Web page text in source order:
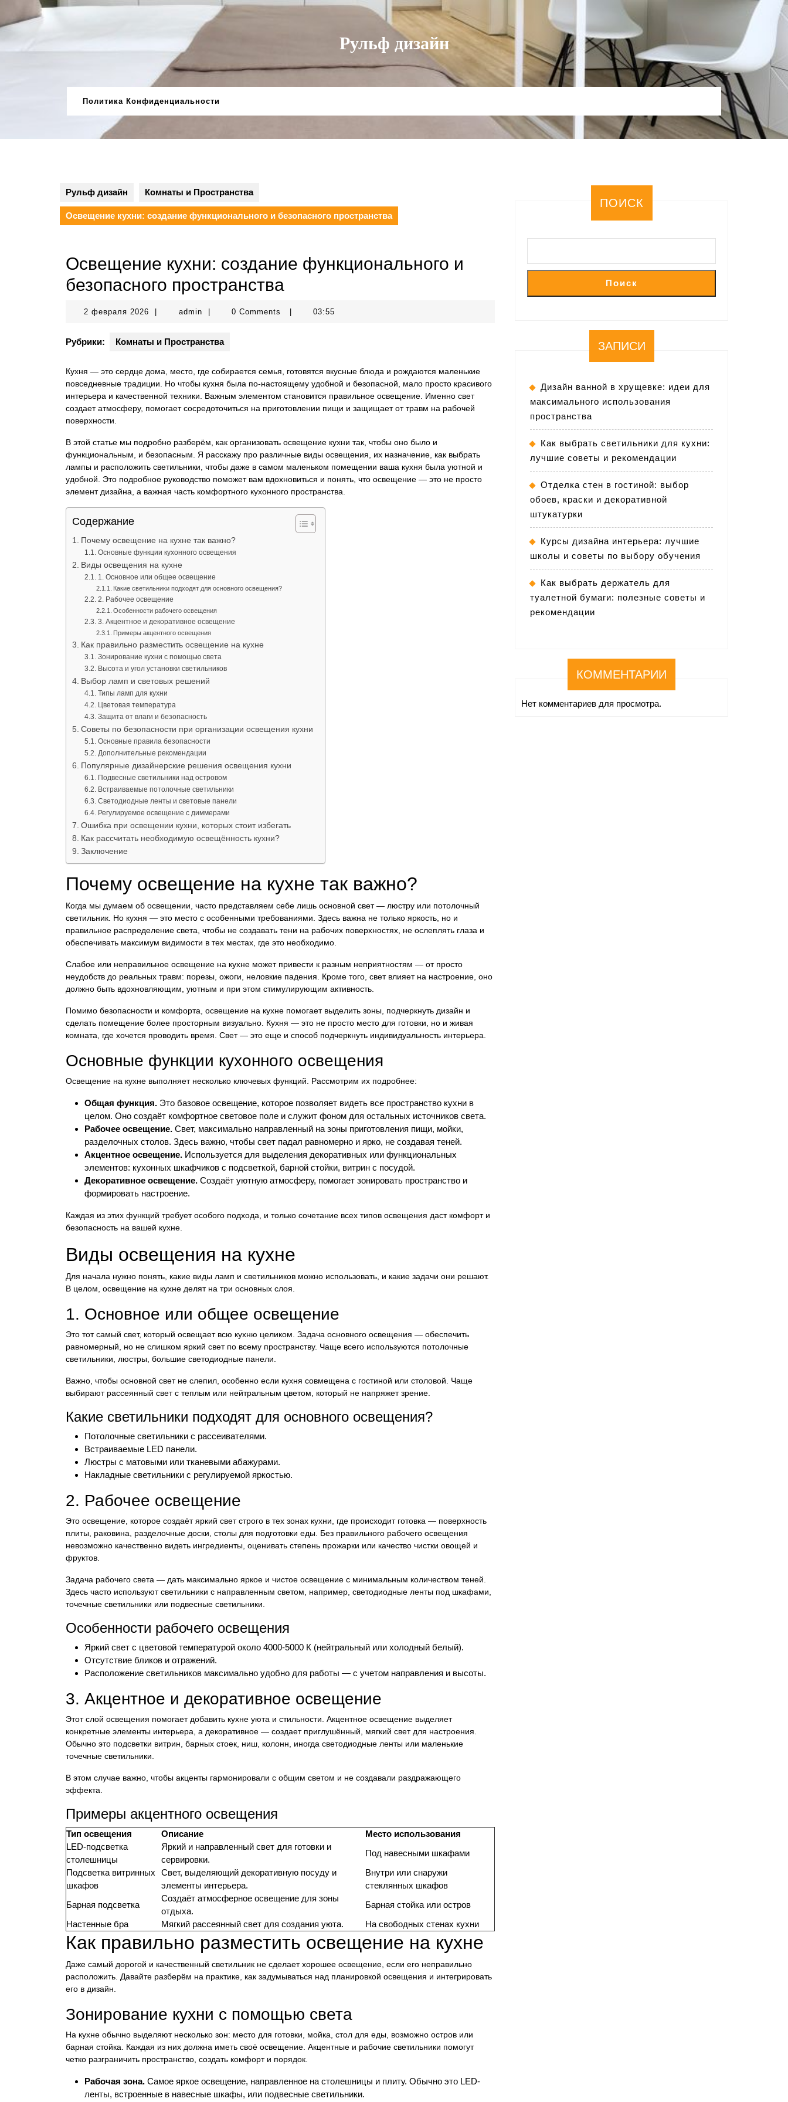
содержимому
Рульф дизайн
Политика Конфиденциальности
Рульф дизайн Комнаты и Пространства
Освещение кухни: создание функционального и безопасного пространства
Освещение кухни: создание функционального и
безопасного пространства
2 февраля 2026 adminadmin 0 Comments 03:55
Рубрики: Комнаты и Пространства
Кухня — это сердце дома, место, где собирается семья, готовятся вкусные блюда и рождаются маленькие
повседневные традиции. Но чтобы кухня была по-настоящему удобной и безопасной, мало просто красивого
интерьера и качественной техники. Важным элементом становится правильное освещение. Именно свет
создает атмосферу, помогает сосредоточиться на приготовлении пищи и защищает от травм на рабочей
поверхности.
В этой статье мы подробно разберём, как организовать освещение кухни так, чтобы оно было и
функциональным, и безопасным. Я расскажу про различные виды освещения, их назначение, как выбрать
лампы и расположить светильники, чтобы даже в самом маленьком помещении ваша кухня была уютной и
удобной. Это подробное руководство поможет вам вдохновиться и понять, что освещение — это не просто
элемент дизайна, а важная часть комфортного кухонного пространства.
Содержание
Почему освещение на кухне так важно?
Основные функции кухонного освещения
Виды освещения на кухне
1. Основное или общее освещение
Какие светильники подходят для основного освещения?
2. Рабочее освещение
Особенности рабочего освещения
3. Акцентное и декоративное освещение
Примеры акцентного освещения
Как правильно разместить освещение на кухне
Зонирование кухни с помощью света
Высота и угол установки светильников
Выбор ламп и световых решений
Типы ламп для кухни
Цветовая температура
Защита от влаги и безопасность
Советы по безопасности при организации освещения кухни
Основные правила безопасности
Дополнительные рекомендации
Популярные дизайнерские решения освещения кухни
Подвесные светильники над островом
Встраиваемые потолочные светильники
Светодиодные ленты и световые панели
Регулируемое освещение с диммерами
Ошибка при освещении кухни, которых стоит избегать
Как рассчитать необходимую освещённость кухни?
Заключение
Почему освещение на кухне так важно?
Когда мы думаем об освещении, часто представляем себе лишь основной свет — люстру или потолочный
светильник. Но кухня — это место с особенными требованиями. Здесь важна не только яркость, но и
правильное распределение света, чтобы не создавать тени на рабочих поверхностях, не ослеплять глаза и
обеспечивать максимум видимости в тех местах, где это необходимо.
Слабое или неправильное освещение на кухне может привести к разным неприятностям — от просто
неудобств до реальных травм: порезы, ожоги, неловкие падения. Кроме того, свет влияет на настроение, оно
должно быть вдохновляющим, уютным и при этом стимулирующим активность.
Помимо безопасности и комфорта, освещение на кухне помогает выделить зоны, подчеркнуть дизайн и
сделать помещение более просторным визуально. Кухня — это не просто место для готовки, но и живая
комната, где хочется проводить время. Свет — это еще и способ подчеркнуть индивидуальность интерьера.
Основные функции кухонного освещения
Освещение на кухне выполняет несколько ключевых функций. Рассмотрим их подробнее:
Общая функция. Это базовое освещение, которое позволяет видеть все пространство кухни в
целом. Оно создаёт комфортное световое поле и служит фоном для остальных источников света.
Рабочее освещение. Свет, максимально направленный на зоны приготовления пищи, мойки,
разделочных столов. Здесь важно, чтобы свет падал равномерно и ярко, не создавая теней.
Акцентное освещение. Используется для выделения декоративных или функциональных
элементов: кухонных шкафчиков с подсветкой, барной стойки, витрин с посудой.
Декоративное освещение. Создаёт уютную атмосферу, помогает зонировать пространство и
формировать настроение.
Каждая из этих функций требует особого подхода, и только сочетание всех типов освещения даст комфорт и
безопасность на вашей кухне.
Виды освещения на кухне
Для начала нужно понять, какие виды ламп и светильников можно использовать, и какие задачи они решают.
В целом, освещение на кухне делят на три основных слоя.
1. Основное или общее освещение
Это тот самый свет, который освещает всю кухню целиком. Задача основного освещения — обеспечить
равномерный, но не слишком яркий свет по всему пространству. Чаще всего используются потолочные
светильники, люстры, большие светодиодные панели.
Важно, чтобы основной свет не слепил, особенно если кухня совмещена с гостиной или столовой. Чаще
выбирают рассеянный свет с теплым или нейтральным цветом, который не напряжет зрение.
Какие светильники подходят для основного освещения?
Потолочные светильники с рассеивателями.
Встраиваемые LED панели.
Люстры с матовыми или тканевыми абажурами.
Накладные светильники с регулируемой яркостью.
2. Рабочее освещение
Это освещение, которое создаёт яркий свет строго в тех зонах кухни, где происходит готовка — поверхность
плиты, раковина, разделочные доски, столы для подготовки еды. Без правильного рабочего освещения
невозможно качественно видеть ингредиенты, оценивать степень прожарки или качество чистки овощей и
фруктов.
Задача рабочего света — дать максимально яркое и чистое освещение с минимальным количеством теней.
Здесь часто используют светильники с направленным светом, например, светодиодные ленты под шкафами,
точечные светильники или подвесные светильники.
Особенности рабочего освещения
Яркий свет с цветовой температурой около 4000-5000 К (нейтральный или холодный белый).
Отсутствие бликов и отражений.
Расположение светильников максимально удобно для работы — с учетом направления и высоты.
3. Акцентное и декоративное освещение
Этот слой освещения помогает добавить кухне уюта и стильности. Акцентное освещение выделяет
конкретные элементы интерьера, а декоративное — создает приглушённый, мягкий свет для настроения.
Обычно это подсветки витрин, барных стоек, ниш, колонн, иногда светодиодные ленты или маленькие
точечные светильники.
В этом случае важно, чтобы акценты гармонировали с общим светом и не создавали раздражающего
эффекта.
Примеры акцентного освещения
Тип освещения Описание
Место использования
LED-подсветка
столешницы
Яркий и направленный свет для готовки и
сервировки.
Под навесными шкафами
Подсветка витринных
шкафов
Свет, выделяющий декоративную посуду и
элементы интерьера.
Внутри или снаружи
стеклянных шкафов
Барная подсветка
Создаёт атмосферное освещение для зоны
отдыха.
Барная стойка или остров
Настенные бра
Мягкий рассеянный свет для создания уюта. На свободных стенах кухни
Как правильно разместить освещение на кухне
Даже самый дорогой и качественный светильник не сделает хорошее освещение, если его неправильно
расположить. Давайте разберём на практике, как задумываться над планировкой освещения и интегрировать
его в дизайн.
Зонирование кухни с помощью света
На кухне обычно выделяют несколько зон: место для готовки, мойка, стол для еды, возможно остров или
барная стойка. Каждая из них должна иметь своё освещение. Акцентные и рабочие светильники помогут
четко разграничить пространство, создать комфорт и порядок.
Рабочая зона. Самое яркое освещение, направленное на столешницы и плиту. Обычно это LED-
ленты, встроенные в навесные шкафы, или подвесные светильники.
ПОИСК
Поиск
ЗАПИСИ
Дизайн ванной в хрущевке: идеи для
максимального использования
пространства
Как выбрать светильники для кухни:
лучшие советы и рекомендации
Отделка стен в гостиной: выбор
обоев, краски и декоративной
штукатурки
Курсы дизайна интерьера: лучшие
школы и советы по выбору обучения
Как выбрать держатель для
туалетной бумаги: полезные советы и
рекомендации
КОММЕНТАРИИ
Нет комментариев для просмотра.